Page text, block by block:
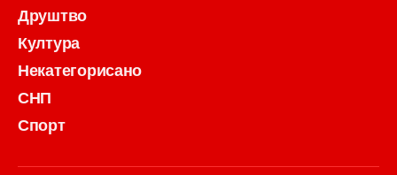
Друштво
Култура
Некатегорисано
СНП
Спорт